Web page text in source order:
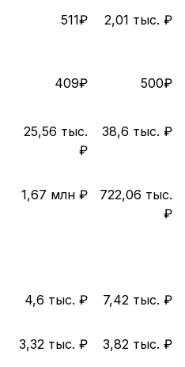
511₽ 2,01 тыс. ₽
409₽
500₽
25,56 тыс.
₽
38,6 тыс. ₽
1,67 млн ₽
722,06 тыс.
₽
4,6 тыс. ₽ 7,42 тыс. ₽
3,32 тыс. ₽ 3,82 тыс. ₽